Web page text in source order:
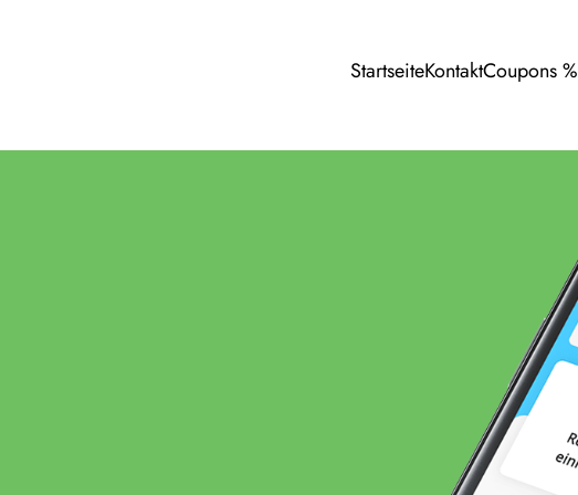
StartseiteKontaktCoupons %